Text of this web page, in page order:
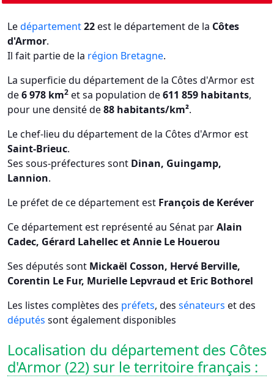
Ledépartement22est le département de la Côtes
d'Armor.
Il fait partie de la région Bretagne.
La superficie du département de la Côtes d'Armor est
de6 978 km2 et sa population de611 859 habitants,
pour une densité de88 habitants/km².
Le chef-lieu du département de la Côtes d'Armor est
Saint-Brieuc.
Ses sous-préfectures sont Dinan, Guingamp,
Lannion.
Le préfet de ce département est François de Keréver
Ce département est représenté au Sénat parAlain
Cadec, Gérard Lahellec et Annie Le Houerou
Ses députés sont Mickaël Cosson, Hervé Berville,
Corentin Le Fur, Murielle Lepvraud et Eric Bothorel
Les listes complètes des préfets, des sénateurs et des
députés sont également disponibles
Localisation du département des Côtes
d'Armor (22) sur le territoire français :